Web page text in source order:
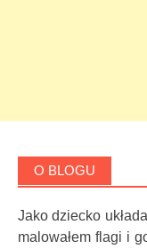
O BLOGU
Jako dziecko
malowałem flagi i